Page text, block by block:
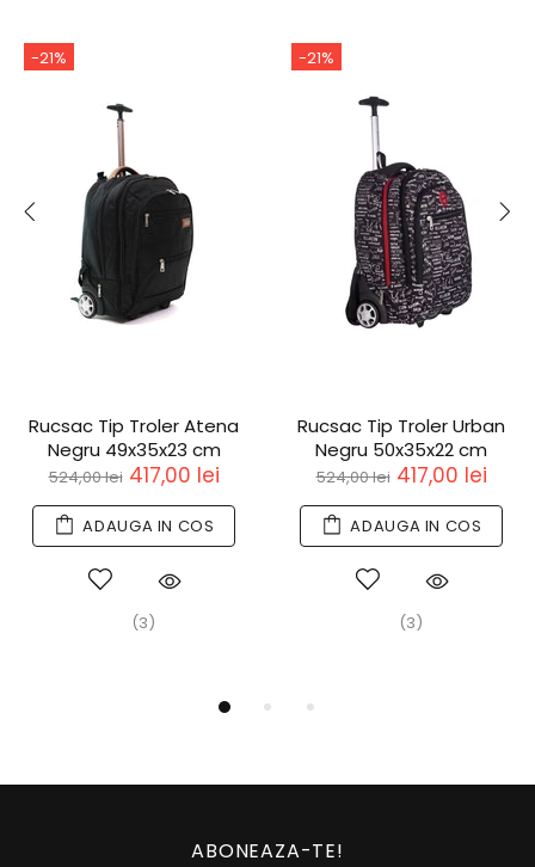
-21%
Rucsac Tip Troler Atena
Negru 49x35x23 cm
524,00 lei 417,00 lei
ADAUGA IN COS
(3)
-21%
Rucsac Tip Troler Urban
Negru 50x35x22 cm
524,00 lei 417,00 lei
ADAUGA IN COS
(3)
ABONEAZA-TE!